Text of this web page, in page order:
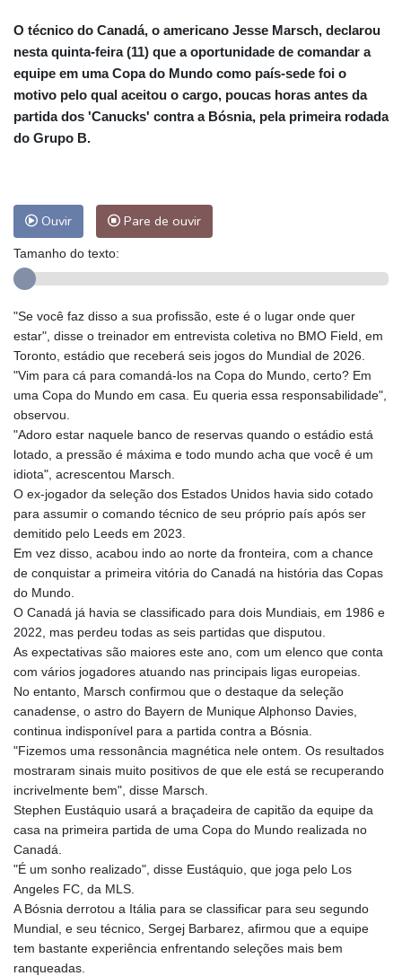
O técnico do Canadá, o americano Jesse Marsch, declarou
nesta quinta-feira (11) que a oportunidade de comandar a
equipe em uma Copa do Mundo como país-sede foi o
motivo pelo qual aceitou o cargo, poucas horas antes da
partida dos 'Canucks' contra a Bósnia, pela primeira rodada
do Grupo B.
Ouvir Pare de ouvir
Tamanho do texto:
"Se você faz disso a sua profissão, este é o lugar onde quer
estar", disse o treinador em entrevista coletiva no BMO Field, em
Toronto, estádio que receberá seis jogos do Mundial de 2026.
"Vim para cá para comandá-los na Copa do Mundo, certo? Em
uma Copa do Mundo em casa. Eu queria essa responsabilidade",
observou.
"Adoro estar naquele banco de reservas quando o estádio está
lotado, a pressão é máxima e todo mundo acha que você é um
idiota", acrescentou Marsch.
O ex-jogador da seleção dos Estados Unidos havia sido cotado
para assumir o comando técnico de seu próprio país após ser
demitido pelo Leeds em 2023.
Em vez disso, acabou indo ao norte da fronteira, com a chance
de conquistar a primeira vitória do Canadá na história das Copas
do Mundo.
O Canadá já havia se classificado para dois Mundiais, em 1986 e
2022, mas perdeu todas as seis partidas que disputou.
As expectativas são maiores este ano, com um elenco que conta
com vários jogadores atuando nas principais ligas europeias.
No entanto, Marsch confirmou que o destaque da seleção
canadense, o astro do Bayern de Munique Alphonso Davies,
continua indisponível para a partida contra a Bósnia.
"Fizemos uma ressonância magnética nele ontem. Os resultados
mostraram sinais muito positivos de que ele está se recuperando
incrivelmente bem", disse Marsch.
Stephen Eustáquio usará a braçadeira de capitão da equipe da
casa na primeira partida de uma Copa do Mundo realizada no
Canadá.
"É um sonho realizado", disse Eustáquio, que joga pelo Los
Angeles FC, da MLS.
A Bósnia derrotou a Itália para se classificar para seu segundo
Mundial, e seu técnico, Sergej Barbarez, afirmou que a equipe
tem bastante experiência enfrentando seleções mais bem
ranqueadas.